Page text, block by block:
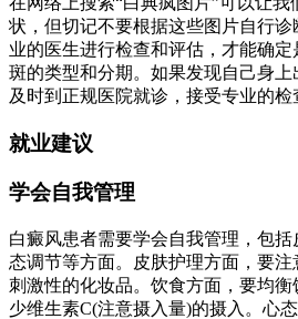
状，但切记不要根据这些图片自行
业的医生进行检查和评估，才能确
斑的类型和分期。如果发现自己身
及时到正规医院就诊，接受专业的检
就业建议
学会自我管理
白癜风患者需要学会自我管理，包
态调节等方面。皮肤护理方面，要
刺激性的化妆品。饮食方面，要均
少维生素C(注意摄入量)的摄入。心